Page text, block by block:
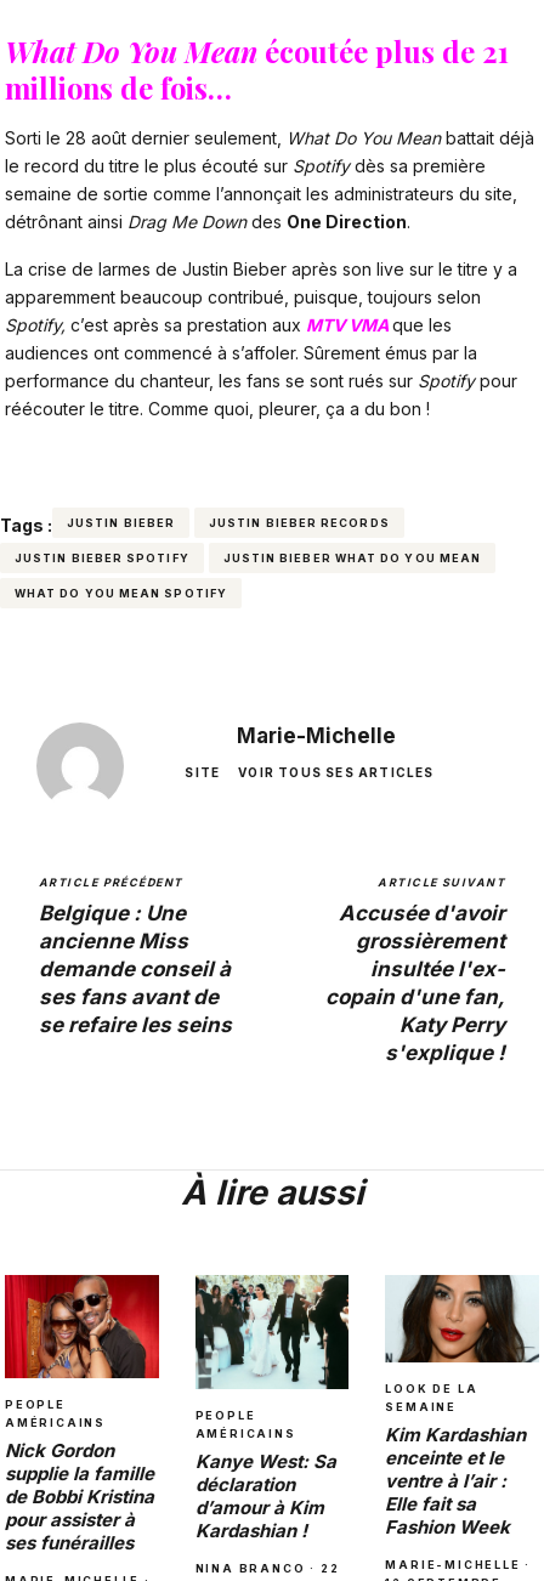
What Do You Mean écoutée plus de 21
millions de fois…
Sorti le 28 août dernier seulement, What Do You Meanbattait déjà
le record du titre le plus écouté sur Spotifydès sa première
semaine de sortie comme l’annonçait les administrateurs du site,
détrônant ainsi Drag Me Downdes One Direction.
La crise de larmes de Justin Bieber après son live sur le titre y a
apparemment beaucoup contribué, puisque, toujours selon
Spotify, c’est après sa prestation aux MTV VMAque les
audiences ont commencé à s’affoler. Sûrement émus par la
performance du chanteur, les fans se sont rués sur Spotifypour
réécouter le titre. Comme quoi, pleurer, ça a du bon !
Tags : JUSTIN BIEBER JUSTIN BIEBER RECORDS
JUSTIN BIEBER SPOTIFY JUSTIN BIEBER WHAT DO YOU MEAN
WHAT DO YOU MEAN SPOTIFY
Marie-Michelle
SITE VOIR TOUS SES ARTICLES
ARTICLE PRÉCÉDENT
Belgique : Une
ancienne Miss
demande conseil à
ses fans avant de
se refaire les seins
ARTICLE SUIVANT
Accusée d'avoir
grossièrement
insultée l'ex-
copain d'une fan,
Katy Perry
s'explique !
À lire aussi
PEOPLE
AMÉRICAINS
Nick Gordon
supplie la famille
de Bobbi Kristina
pour assister à
ses funérailles
PEOPLE
AMÉRICAINS
Kanye West: Sa
déclaration
d’amour à Kim
Kardashian !
NINA BRANCO · 22
LOOK DE LA
SEMAINE
Kim Kardashian
enceinte et le
ventre à l’air :
Elle fait sa
Fashion Week
MARIE-MICHELLE ·